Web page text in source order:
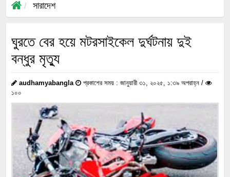
সারাদেশ
ঘুরতে বের হয়ে মটরসাইকেল দুর্ঘটনায় দুই
বন্ধুর মৃত্যু
audhamyabangla
প্রকাশের সময় : জানুয়ারী ৩১, ২০২৫, ১:৩৯ অপরাহ্ন /
১০০